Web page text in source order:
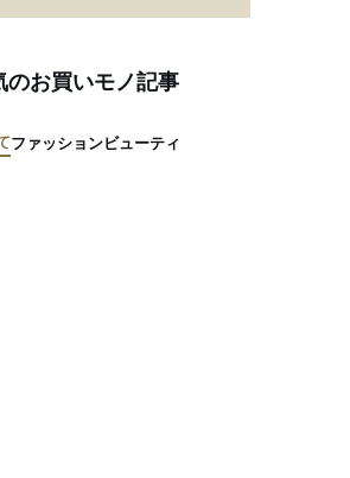
のお買いモノ記事
ファッションビューティ